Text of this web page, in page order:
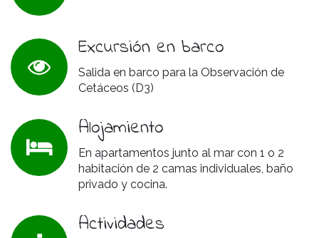
Excursión en barco
Salida en barco para la Observación de
Cetáceos (D3)
Alojamiento
En apartamentos junto al mar con 1 o 2
habitación de 2 camas individuales, baño
privado y cocina.
Actividades